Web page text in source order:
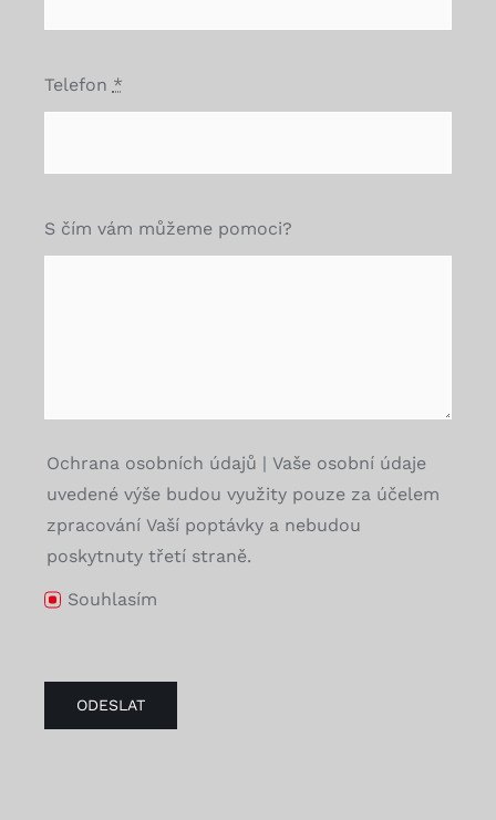
Telefon *
S čím vám můžeme pomoci?
Ochrana osobních údajů | Vaše osobní údaje
uvedené výše budou využity pouze za účelem
zpracování Vaší poptávky a nebudou
poskytnuty třetí straně.
Souhlasím
ODESLAT